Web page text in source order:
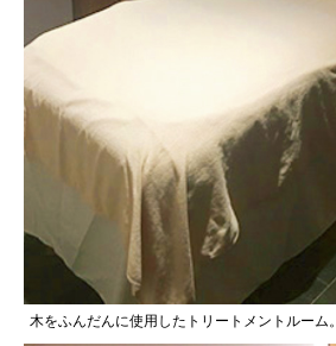
木をふんだんに使用したトリートメントルーム。